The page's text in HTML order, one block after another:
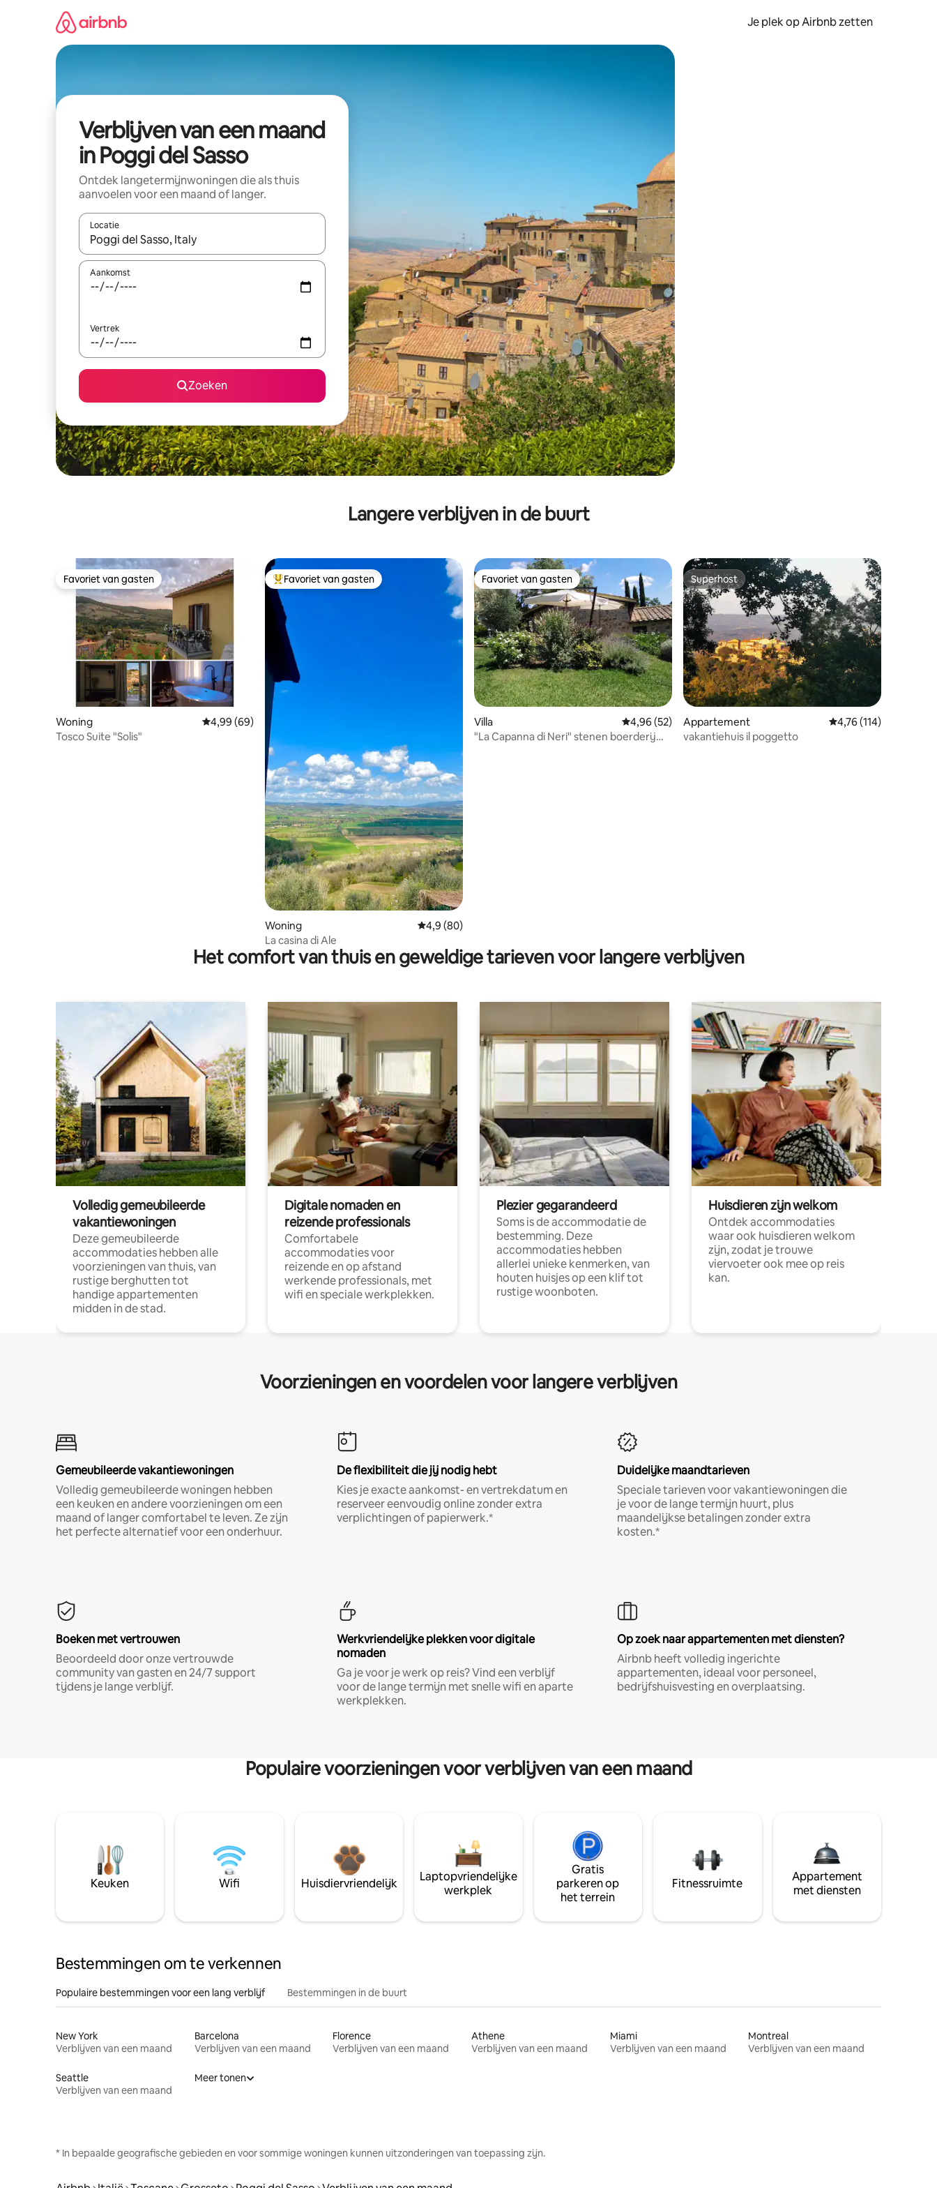
Je plek op Airbnb zetten
Verblijven van een maand
in Poggi del Sasso
Ontdek langetermijnwoningen die als thuis
aanvoelen voor een maand of langer.
Locatie
Wanneer er resultaten beschikbaar zijn, maak je een keuze met je de pijltjestoetsen omhoog en omlaag, óf door te tikken of swipen.
Aankomst
Vertrek
Zoeken
Langere verblijven in de buurt
Favoriet van gasten
Favoriet van gasten
Woning Gemiddelde beoordeling van 4,99 op 5, 69 recensies
4,99 (69)
Tosco Suite "Solis"
Topfavoriet van gasten
Favoriet van gasten
Woning Gemiddelde beoordeling van 4,9 op 5, 80 recensies
4,9 (80)
La casina di Ale
Favoriet van gasten
Favoriet van gasten
Villa Gemiddelde beoordeling van 4,96 op 5, 52 recensies
4,96 (52)
"La Capanna di Neri" stenen boerderij
Superhost
Superhost
Appartement Gemiddelde
4,76 (114)
vakantiehuis il poggetto
Het comfort van thuis en geweldige tarieven voor langere verblijven
Volledig gemeubileerde
vakantiewoningen
Deze gemeubileerde
accommodaties hebben alle
voorzieningen van thuis, van
rustige berghutten tot
handige appartementen
midden in de stad.
Digitale nomaden en
reizende professionals
Comfortabele
accommodaties voor
reizende en op afstand
werkende professionals, met
wifi en speciale werkplekken.
Plezier gegarandeerd
Soms is de accommodatie de
bestemming. Deze
accommodaties hebben
allerlei unieke kenmerken, van
houten huisjes op een klif tot
rustige woonboten.
Huisdieren zijn welkom
Ontdek accommodaties
waar ook huisdieren welkom
zijn, zodat je trouwe
viervoeter ook mee op reis
kan.
Voorzieningen en voordelen voor langere verblijven
Gemeubileerde vakantiewoningen
Volledig gemeubileerde woningen hebben
een keuken en andere voorzieningen om een
maand of langer comfortabel te leven. Ze zijn
het perfecte alternatief voor een onderhuur.
De flexibiliteit die jij nodig hebt
Kies je exacte aankomst- en vertrekdatum en
reserveer eenvoudig online zonder extra
verplichtingen of papierwerk.*
Duidelijke maandtarieven
Speciale tarieven voor vakantiewoningen die
je voor de lange termijn huurt, plus
maandelijkse betalingen zonder extra
kosten.*
Boeken met vertrouwen
Beoordeeld door onze vertrouwde
community van gasten en 24/7 support
tijdens je lange verblijf.
Werkvriendelijke plekken voor digitale
nomaden
Ga je voor je werk op reis? Vind een verblijf
voor de lange termijn met snelle wifi en aparte
werkplekken.
Op zoek naar appartementen met diensten?
Airbnb heeft volledig ingerichte
appartementen, ideaal voor personeel,
bedrijfshuisvesting en overplaatsing.
Populaire voorzieningen voor verblijven van een maand
Keuken Wifi Huisdiervriendelijk
Laptopvriendelijke
werkplek
Gratis
parkeren op
het terrein
Fitnessruimte
Appartement
met diensten
Bestemmingen om te verkennen
Populaire bestemmingen voor een lang verblijf Bestemmingen in de buurt
New York
Verblijven van een maand
Barcelona
Verblijven van een maand
Florence
Verblijven van een maand
Athene
Verblijven van een maand
Miami
Verblijven van een maand
Montreal
Verblijven van een maand
Seattle
Verblijven van een maand
Meer tonen
* In bepaalde geografische gebieden en voor sommige woningen kunnen uitzonderingen van toepassing zijn.